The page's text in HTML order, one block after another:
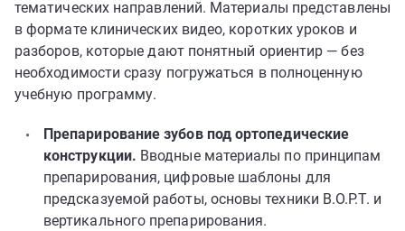
тематических направлений. Материалы представлены
в формате клинических видео, коротких уроков и
разборов, которые дают понятный ориентир — без
необходимости сразу погружаться в полноценную
учебную программу.
Препарирование зубов под ортопедические
конструкции. Вводные материалы по принципам
препарирования, цифровые шаблоны для
предсказуемой работы, основы техники B.O.P.T. и
вертикального препарирования.